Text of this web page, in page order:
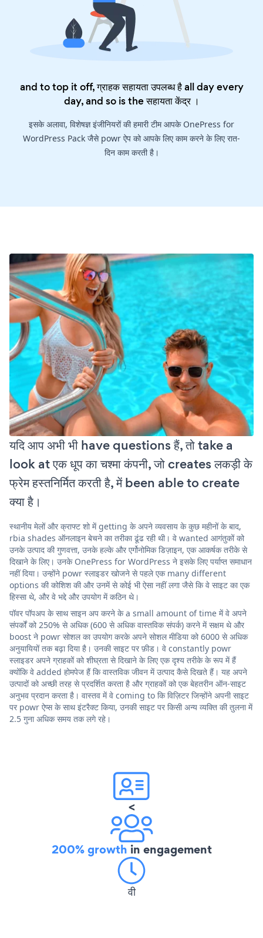
and to top it off, ग्राहक सहायता उपलब्ध है all day every
day, and so is theसहायता केंद्र।
इसके अलावा, विशेषज्ञ इंजीनियरों की हमारी टीम आपके OnePress for
WordPress Pack जैसे powr ऐप को आपके लिए काम करने के लिए रात-
दिन काम करती है।
यदि आप अभी भी have questions हैं, तो take a
look at एक धूप का चश्मा कंपनी, जो creates लकड़ी के
फ्रेम हस्तनिर्मित करती है, में been able to create
क्या है।
स्थानीय मेलों और क्राफ्ट शो में getting के अपने व्यवसाय के कुछ महीनों के बाद,
rbia shades ऑनलाइन बेचने का तरीका ढूंढ रही थी। वे wanted आगंतुकों को
उनके उत्पाद की गुणवत्ता, उनके हल्के और एर्गोनोमिक डिज़ाइन, एक आकर्षक तरीके से
दिखाने के लिए। उनके OnePress for WordPress ने इसके लिए पर्याप्त समाधान
नहीं दिया। उन्होंने powr स्लाइडर खोजने से पहले एक many different
options की कोशिश की और उनमें से कोई भी ऐसा नहीं लगा जैसे कि वे साइट का एक
हिस्सा थे, और वे भद्दे और उपयोग में कठिन थे।
पॉवर पॉपअप के साथ साइन अप करने के a small amount of time में वे अपने
संपर्कों को 250% से अधिक (600 से अधिक वास्तविक संपर्क) करने में सक्षम थे और
boost ने powr सोशल का उपयोग करके अपने सोशल मीडिया को 6000 से अधिक
अनुयायियों तक बढ़ा दिया है। उनकी साइट पर फ़ीड। वे constantly powr
स्लाइडर अपने ग्राहकों को शीघ्रता से दिखाने के लिए एक दृश्य तरीके के रूप में हैं
क्योंकि वे added होमपेज हैं कि वास्तविक जीवन में उत्पाद कैसे दिखते हैं। यह अपने
उत्पादों को अच्छी तरह से प्रदर्शित करता है और ग्राहकों को एक बेहतरीन ऑन-साइट
अनुभव प्रदान करता है। वास्तव में वे coming to कि विज़िटर जिन्होंने अपनी साइट
पर powr ऐप्स के साथ इंटरैक्ट किया, उनकी साइट पर किसी अन्य व्यक्ति की तुलना में
2.5 गुना अधिक समय तक लगे रहे।
<
200% growth in engagement
वी